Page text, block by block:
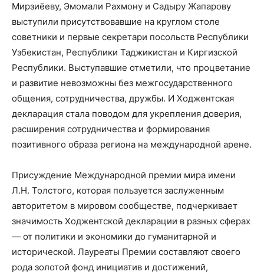
Мирзиёеву, Эмомали Рахмону и Садыру Жапарову
выступили присутствовавшие на круглом столе
советники и первые секретари посольств Республики
Узбекистан, Республики Таджикистан и Киргизской
Республики. Выступавшие отметили, что процветание
и развитие невозможны без межгосударственного
общения, сотрудничества, дружбы. И Ходжентская
декларация стала поводом для укрепления доверия,
расширения сотрудничества и формирования
позитивного образа региона на международной арене.
Присуждение Международной премии мира имени
Л.Н. Толстого, которая пользуется заслуженным
авторитетом в мировом сообществе, подчеркивает
значимость Ходжентской декларации в разных сферах
— от политики и экономики до гуманитарной и
исторической. Лауреаты Премии составляют своего
рода золотой фонд инициатив и достижений,